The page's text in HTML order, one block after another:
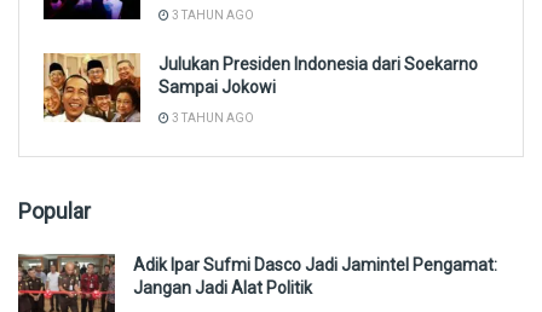
3 TAHUN AGO
Julukan Presiden Indonesia dari Soekarno
Sampai Jokowi
3 TAHUN AGO
Popular
Adik Ipar Sufmi Dasco Jadi Jamintel Pengamat:
Jangan Jadi Alat Politik